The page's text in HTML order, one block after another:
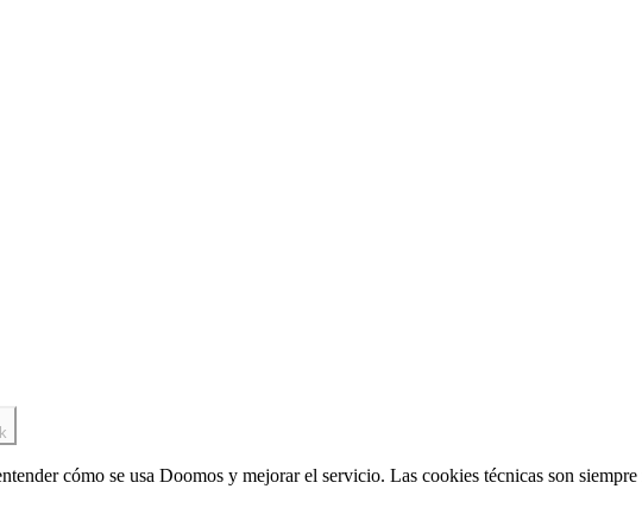
cómo se usa Doomos y mejorar el servicio. Las cookies técnicas son siempre